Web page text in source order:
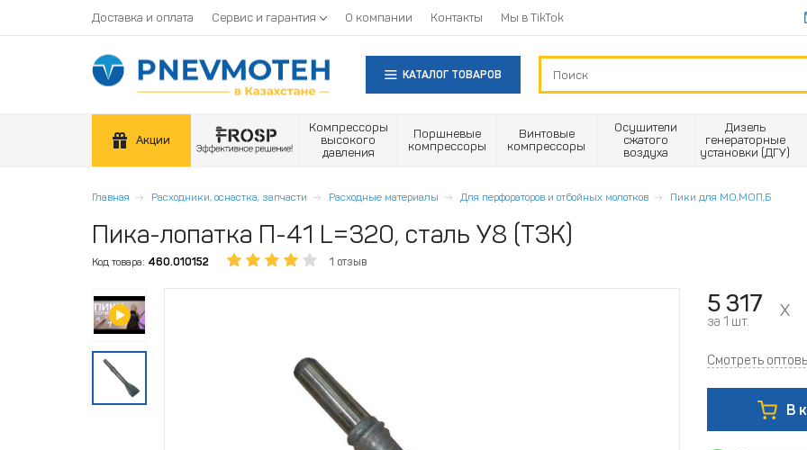
Доставка и оплата Сервис и гарантия О компании Контакты Мы в TikTok
КАТАЛОГ ТОВАРОВ
Акции
Компрессоры
высокого
давления
Поршневые
компрессоры
Винтовые
компрессоры
Осушители
сжатого
воздуха
Дизель
генераторные
установки (ДГУ)
Главная Расходники, оснастка, запчасти Расходные материалы Для перфораторов и отбойных молотков Пики для МО,МОП,Б
Пика-лопатка П-41 L=320, сталь У8 (ТЗК)
Код товара: 460.010152 1 отзыв
5 317
за 1 шт.
Смотреть
В